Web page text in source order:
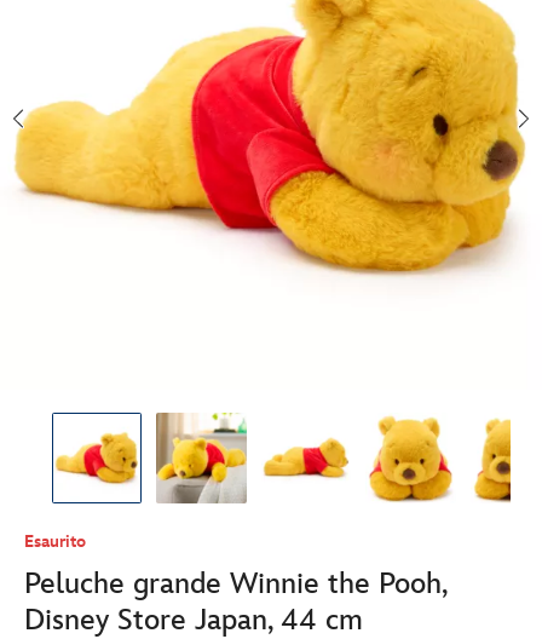
Esaurito
Peluche grande Winnie the Pooh,
Disney Store Japan, 44 cm